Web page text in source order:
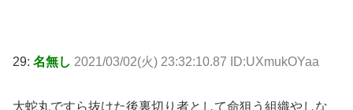
29: 名無し 2021/03/02(火) 23:32:10.87 ID:UXmukOYaa
大蛇丸ですら抜けた後裏切り者として命狙う組織やしな